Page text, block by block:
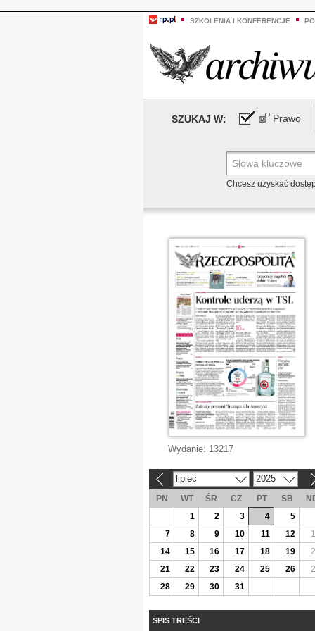
SZKOLENIA I KONFERENCJE
SZUKAJ W: Prawo
Chcesz uzyskać
Wydanie: 13217
lipiec 2025
PN WT ŚR CZ PT SB
1
2 3 4
5
7
8 9 10 11 12
14
15 16 17 18 19
21
22 23 24 25 26
28
29 30 31
SPIS TREŚCI